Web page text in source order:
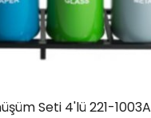
Seti 4'lü 221-1003A